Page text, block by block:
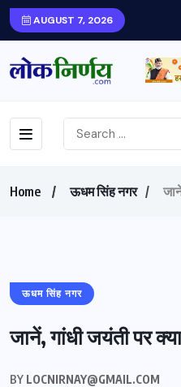
AUGUST 7, 2026
Home ऊधम सिंह नगर
ऊधम सिंह नगर
जानें, गांधी जयंती पर
BY LOCNIRNAY@GMAIL.COM